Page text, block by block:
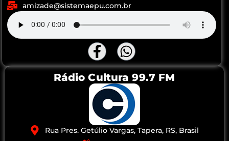
amizade@sistemaepu.com.br
Rádio Cultura 99.7 FM
Rua Pres. Getúlio Vargas, Tapera, RS, Brasil